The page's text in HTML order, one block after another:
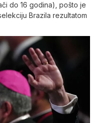
do 16 godina), pošto je
Brazila rezultatom